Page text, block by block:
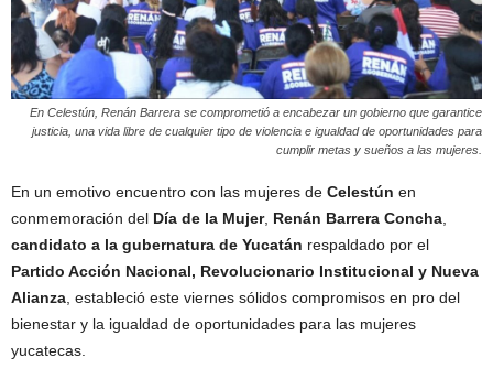
En Celestún, Renán Barrera se comprometió a encabezar un gobierno que garantice
justicia, una vida libre de cualquier tipo de violencia e igualdad de oportunidades para
cumplir metas y sueños a las mujeres.
En un emotivo encuentro con las mujeres de Celestún en
conmemoración del Día de la Mujer, Renán Barrera Concha,
candidato a la gubernatura de Yucatán respaldado por el
Partido Acción Nacional, Revolucionario Institucional y Nueva
Alianza, estableció este viernes sólidos compromisos en pro del
bienestar y la igualdad de oportunidades para las mujeres
yucatecas.